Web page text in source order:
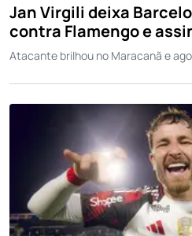
Jan Virgili deixa
contra Flamengo e
Atacante brilhou no Maracanã e